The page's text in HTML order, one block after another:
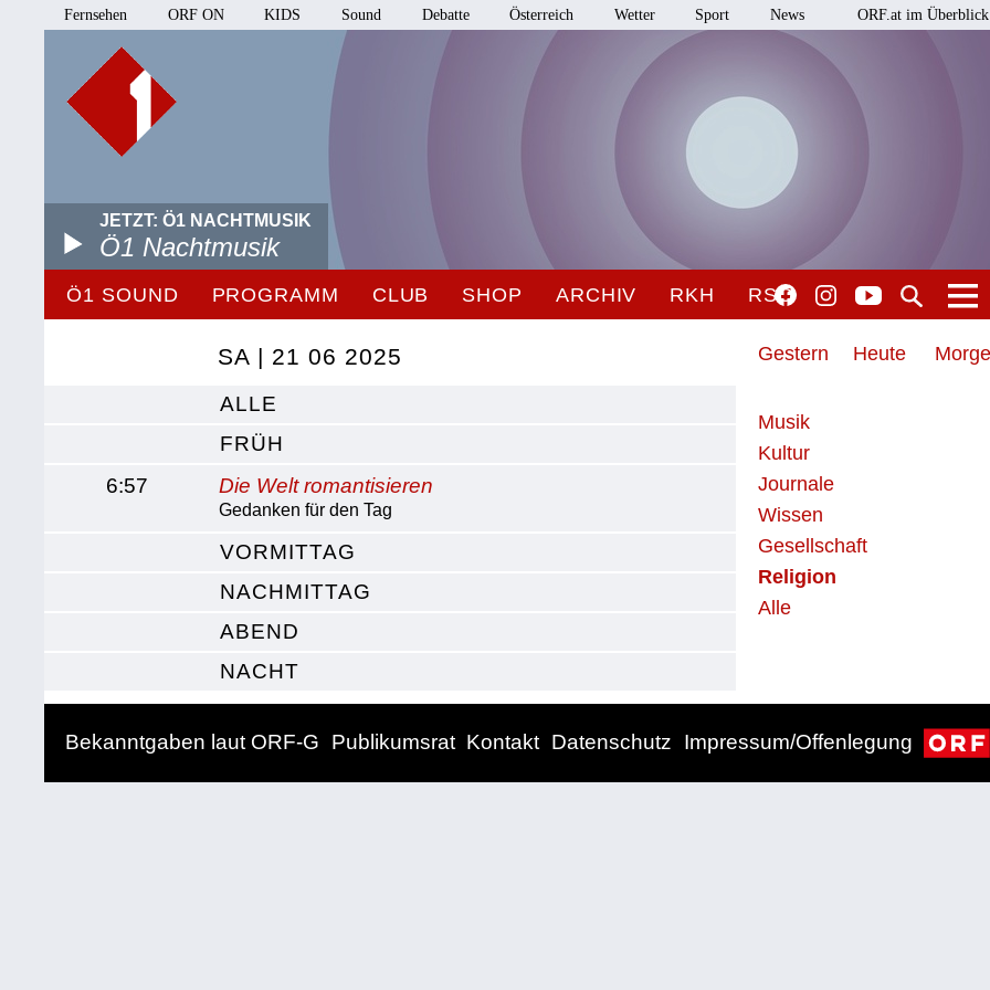
Fernsehen ORF ON KIDS Sound Debatte Österreich Wetter Sport News ORF.at im Überblick
JETZT: Ö1 NACHTMUSIK
Ö1 Nachtmusik
Ö1 SOUND PROGRAMM CLUB SHOP ARCHIV RKH RSO
Gestern Heute
Musik
Kultur
Journale
Wissen
Gesellschaft
Religion
Alle
SA | 21 06 2025
ALLE
FRÜH
6:57
Die Welt romantisieren
Gedanken für den Tag
VORMITTAG
NACHMITTAG
ABEND
NACHT
Bekanntgaben laut ORF-G Publikumsrat Kontakt Datenschutz Impressum/Offenlegung